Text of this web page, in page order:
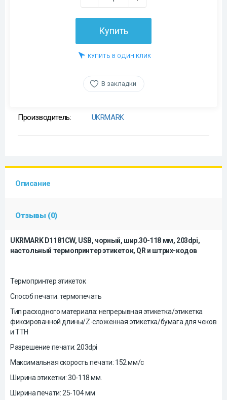
Купить
КУПИТЬ В ОДИН КЛИК
В закладки
Производитель: UKRMARK
Описание
Отзывы (0)
UKRMARK D1181CW, USB, чорный, шир.30-118 мм, 203dpi,
настольный термопринтер этикеток, QR и штрих-кодов
Термопринтер этикеток
Способ печати: термопечать
Тип расходного материала: непрерывная этикетка/этикетка
фиксированной длины/Z-сложенная этикетка/бумага для чеков
и ТТН
Разрешение печати: 203dpi
Максимальная скорость печати: 152 мм/с
Ширина этикетки: 30-118 мм.
Ширина печати: 25-104 мм